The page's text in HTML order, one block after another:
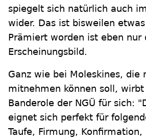
spiegelt sich natürlich auch
wider. Das ist bisweilen
Prämiert worden ist eben nur
Erscheinungsbild.
Ganz wie bei Moleskines, die
mitnehmen können soll,
Banderole der NGÜ für sich:
eignet sich perfekt für
Taufe, Firmung, Konfirmation,